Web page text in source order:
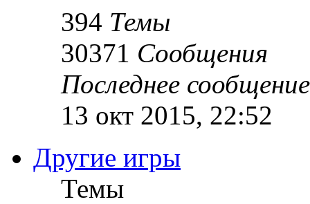
394 Темы
30371 Сообщения
Последнее сообщение
13 окт 2015, 22:52
Другие игры
Темы